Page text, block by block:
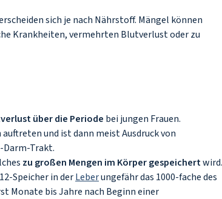
sich je nach Nährstoff. Mängel können
Krankheiten, vermehrten Blutverlust oder zu
über die Periode bei jungen Frauen.
und ist dann meist Ausdruck von
Darm-Trakt.
zu großen Mengen im Körper gespeichertwird.
Speicher in derLeberungefähr das 1000-fache des
Monate bis Jahre nach Beginn einer